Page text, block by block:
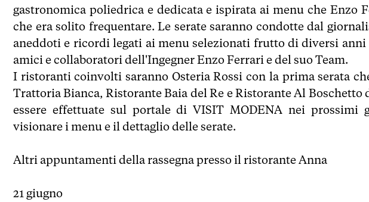
gastronomica poliedrica e dedicata e ispirata ai menu che Enzo
che era solito frequentare. Le serate saranno condotte dal
aneddoti e ricordi legati ai menu selezionati frutto di diversi
amici e collaboratori dell'Ingegner Enzo Ferrari e del suo Team.
I ristoranti coinvolti saranno Osteria Rossi con la prima serata
Trattoria Bianca, Ristorante Baia del Re e Ristorante Al
essere effettuate sul portale di VISIT MODENA nei prossimi
visionare i menu e il dettaglio delle serate.
Altri appuntamenti della rassegna presso il ristorante Anna
21 giugno